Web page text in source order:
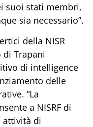
suoi stati membri,
sia necessario”.
della NISR
di Trapani
di intelligence
delle
“La
a NISRF di
attività di